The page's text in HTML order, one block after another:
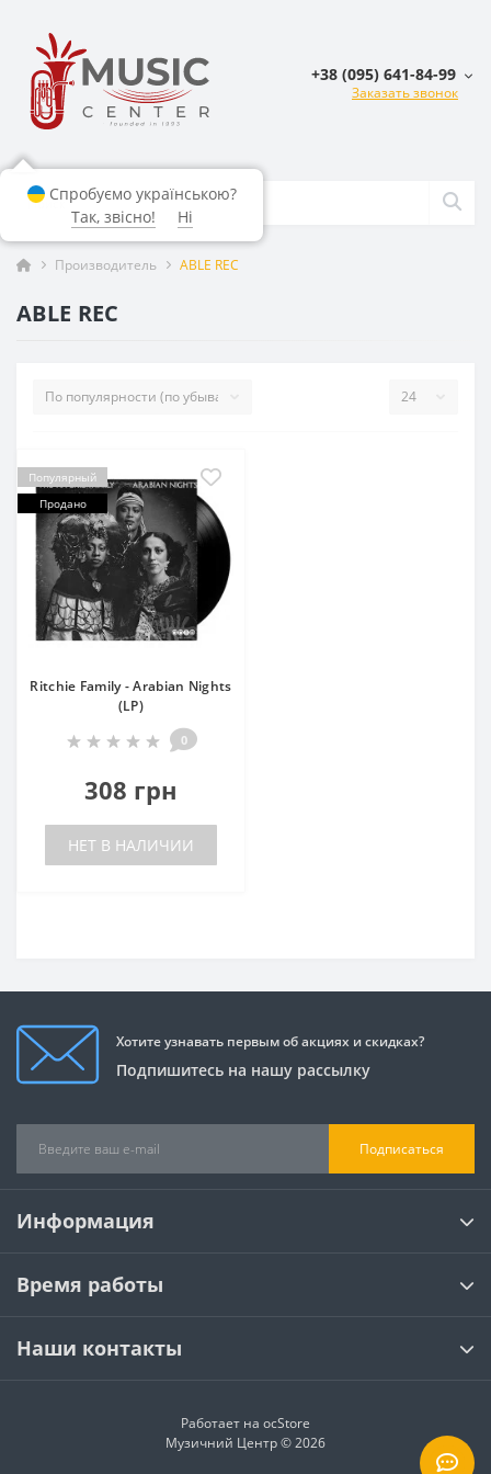
+38 (095) 641-84-99
Заказать звонок
Производитель ABLE REC
ABLE REC
Популярный
Продано
Ritchie Family - Arabian Nights
(LP)
0
308 грн
НЕТ В НАЛИЧИИ
Хотите узнавать первым об акциях и скидках?
Подпишитесь на нашу рассылку
Подписаться
Информация
Время работы
Наши контакты
Работает на ocStore
Музичний Центр © 2026
Спробуємо українською?
Так, звісно!
Ні